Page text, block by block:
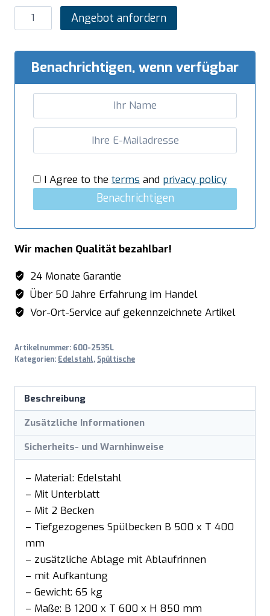
SARO
Spültisch
Becken,
1200
Menge
Angebot anfordern
Benachrichtigen, wenn verfügbar
I Agree to the terms and privacy policy
Benachrichtigen
Wir machen Qualität bezahlbar!
24 Monate Garantie
Über 50 Jahre Erfahrung im Handel
Vor-Ort-Service auf gekennzeichnete Artikel
Artikelnummer: 600-2535L
Kategorien: Edelstahl, Spültische
Beschreibung
Zusätzliche Informationen
Sicherheits- und Warnhinweise
– Material: Edelstahl
– Mit Unterblatt
– Mit 2 Becken
– Tiefgezogenes Spülbecken B 500 x T 400
mm
– zusätzliche Ablage mit Ablaufrinnen
– mit Aufkantung
– Gewicht: 65 kg
– Maße: B 1200 x T 600 x H 850 mm